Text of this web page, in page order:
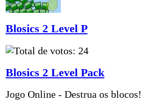
Blosics 2 Level P
Blosics 2 Level Pack
Jogo Online - Destrua os blocos!